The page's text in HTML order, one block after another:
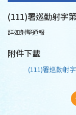
(111)署巡勤射字
詳如射擊通報
附件下載
(111)署巡勤射